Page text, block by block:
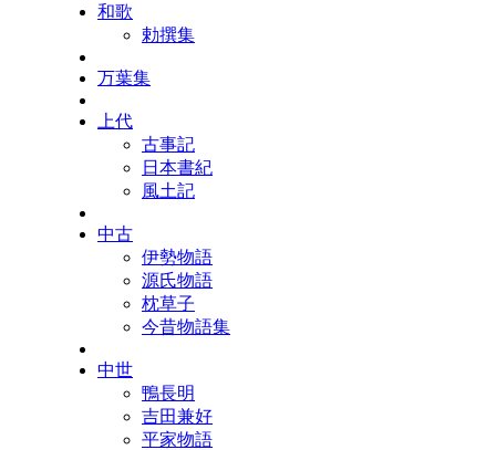
和歌
勅撰集
万葉集
上代
古事記
日本書紀
風土記
中古
伊勢物語
源氏物語
枕草子
今昔物語集
中世
鴨長明
吉田兼好
平家物語